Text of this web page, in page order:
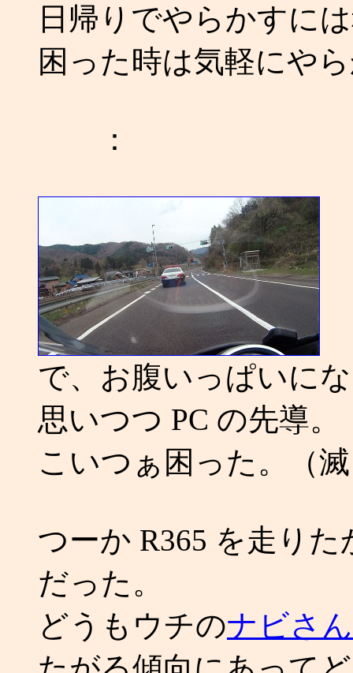
日帰りでやらかすに
困った時は気軽にや
：
で、お腹いっぱいに
思いつつ PC の先導。
こいつぁ困った。（滅
つーか R365 を走り
だった。
どうもウチのナビさん